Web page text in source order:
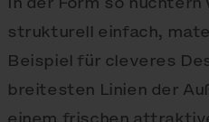
strukturell einfach,
Beispiel für cleveres
breitesten Linien der